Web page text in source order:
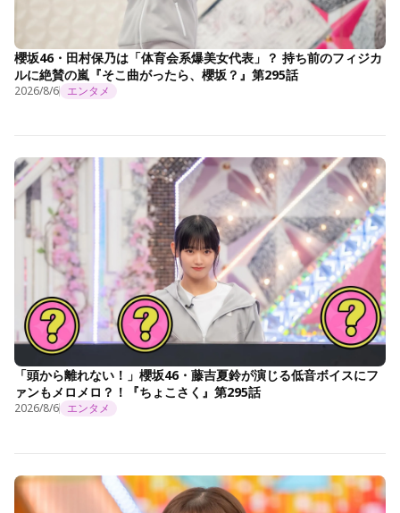
櫻坂46・田村保乃は「体育会系爆美女代表」？ 持ち前のフィジカ
ルに絶賛の嵐『そこ曲がったら、櫻坂？』第295話
2026/8/6 エンタメ
「頭から離れない！」櫻坂46・藤吉夏鈴が演じる低音ボイスにフ
ァンもメロメロ？！『ちょこさく』第295話
2026/8/6 エンタメ